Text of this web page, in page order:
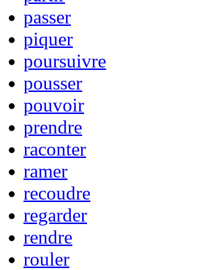
passer
piquer
poursuivre
pousser
pouvoir
prendre
raconter
ramer
recoudre
regarder
rendre
rouler